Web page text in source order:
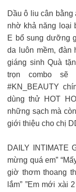
Dầu ô liu cân bằng
nhờ khả năng loại
E bổ sung dưỡng
da luôn mềm, đàn
giáng sinh Quà
trọn combo sẽ
#KN_BEAUTY
dùng thử HOT
những sạch mà
giới thiệu cho chị
DAILY INTIMATE
mừng quá em”
giờ thơm thoang
lắm” ”Em mới xài